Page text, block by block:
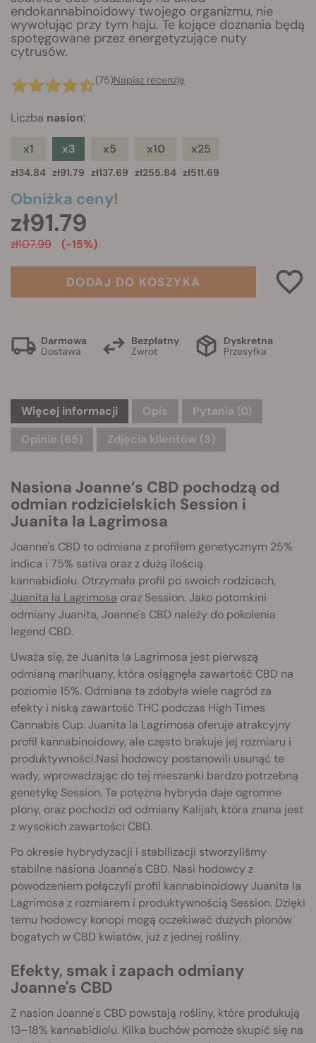
endokannabinoidowy twojego organizmu, nie
wywołując przy tym haju. Te kojące doznania będą
spotęgowane przez energetyzujące nuty
cytrusów.
(75)Napisz recenzję
Liczba nasion:
x1
zł34.84
x3
zł91.79
x5
zł137.69
x10
zł255.84
x25
zł511.69
Obniżka ceny!
zł91.79
zł107.99 (-15%)
DODAJ DO KOSZYKA
Darmowa
Dostawa
Bezpłatny
Zwrot
Dyskretna
Przesyłka
Więcej informacji Opis Pytania (0)
Opinie (65)
Zdjęcia klientów (3)
Nasiona Joanne’s CBD pochodzą od
odmian rodzicielskich Session i
Juanita la Lagrimosa
Joanne's CBD to odmiana z profilem genetycznym 25%
indica i 75% sativa oraz z dużą ilością
kannabidiolu. Otrzymała profil po swoich rodzicach,
Juanita la Lagrimosa oraz Session. Jako potomkini
odmiany Juanita, Joanne's CBD należy do pokolenia
legend CBD.
Uważa się, że Juanita la Lagrimosa jest pierwszą
odmianą marihuany, która osiągnęła zawartość CBD na
poziomie 15%. Odmiana ta zdobyła wiele nagród za
efekty i niską zawartość THC podczas High Times
Cannabis Cup. Juanita la Lagrimosa oferuje atrakcyjny
profil kannabinoidowy, ale często brakuje jej rozmiaru i
produktywności.Nasi hodowcy postanowili usunąć te
wady, wprowadzając do tej mieszanki bardzo potrzebną
genetykę Session. Ta potężna hybryda daje ogromne
plony, oraz pochodzi od odmiany Kalijah, która znana jest
z wysokich zawartości CBD.
Po okresie hybrydyzacji i stabilizacji stworzyliśmy
stabilne nasiona Joanne's CBD. Nasi hodowcy z
powodzeniem połączyli profil kannabinoidowy Juanita la
Lagrimosa z rozmiarem i produktywnością Session. Dzięki
temu hodowcy konopi mogą oczekiwać dużych plonów
bogatych w CBD kwiatów, już z jednej rośliny.
Efekty, smak i zapach odmiany
Joanne's CBD
Z nasion Joanne's CBD powstają rośliny, które produkują
13–18% kannabidiolu. Kilka buchów pomoże skupić się na